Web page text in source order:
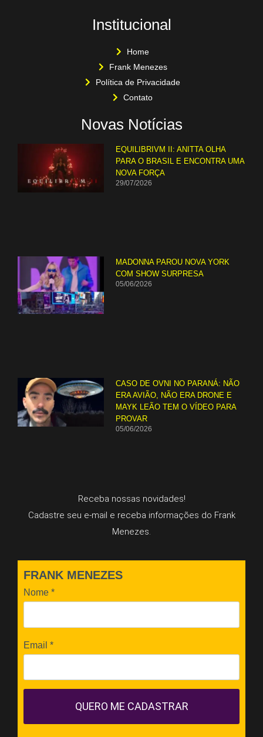
Institucional
Home
Frank Menezes
Política de Privacidade
Contato
Novas Notícias
EQUILIBRIVM II: ANITTA OLHA
PARA O BRASIL E ENCONTRA UMA
NOVA FORÇA
29/07/2026
MADONNA PAROU NOVA YORK
COM SHOW SURPRESA
05/06/2026
CASO DE OVNI NO PARANÁ: NÃO
ERA AVIÃO, NÃO ERA DRONE E
MAYK LEÃO TEM O VÍDEO PARA
PROVAR
05/06/2026
Receba nossas novidades!
Cadastre seu e-mail e receba informações do Frank
Menezes.
FRANK MENEZES
Nome *
Email *
QUERO ME CADASTRAR